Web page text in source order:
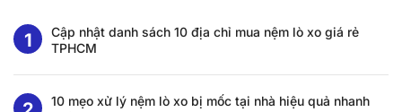
Cập nhật danh sách 10 địa chỉ mua nệm lò xo giá rẻ
TPHCM
10 mẹo xử lý nệm lò xo bị mốc tại nhà hiệu quả nhanh